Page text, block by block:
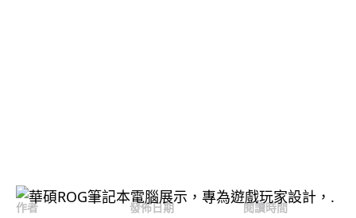
作者
發佈日期
閱讀時間